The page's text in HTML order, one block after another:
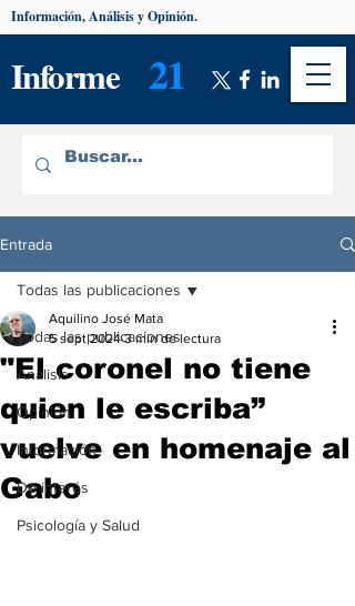
Informe 21
Información, Análisis y Opinión.
Entrada
Todas las publicaciones
Análisis
Opinión
Información
De interés
Psicología y Salud
Todas las publicaciones
"El coronel no tiene
quien le escriba”
vuelve en homenaje al
Gabo
Aquilino José Mata
5 sept 2024 3 min de lectura